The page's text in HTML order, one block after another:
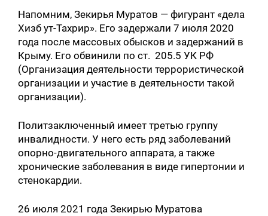
Напомним, Зекирья Муратов — фигурант «дела
Хизб ут-Тахрир». Его задержали 7 июля 2020
года после массовых обысков и задержаний в
Крыму. Его обвинили по ст. 205.5 УК РФ
(Организация деятельности террористической
организации и участие в деятельности такой
организации).
Политзаключенный имеет третью группу
инвалидности. У него есть ряд заболеваний
опорно-двигательного аппарата, а также
хронические заболевания в виде гипертонии и
стенокардии.
26 июля 2021 года Зекирью Муратова